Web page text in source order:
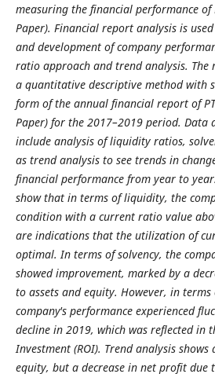
measuring the financial performance of
Paper). Financial report analysis is
and development of company
ratio approach and trend analysis. The
a quantitative descriptive method with
form of the annual financial report of
Paper) for the 2017–2019 period. Data
include analysis of liquidity ratios,
as trend analysis to see trends in
financial performance from year to
show that in terms of liquidity, the
condition with a current ratio value
are indications that the utilization of
optimal. In terms of solvency, the
showed improvement, marked by a
to assets and equity. However, in
company's performance experienced
decline in 2019, which was reflected in
Investment (ROI). Trend analysis shows
equity, but a decrease in net profit due